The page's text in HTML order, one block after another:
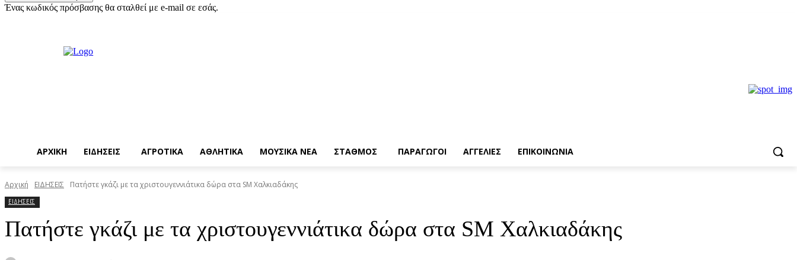
Ένας κωδικός πρόσβασης θα σταλθεί με e-mail σε εσάς.
ΑΡΧΙΚΗ ΕΙΔΗΣΕΙΣ ΑΓΡΟΤΙΚΑ ΑΘΛΗΤΙΚΑ ΜΟΥΣΙΚΑ ΝΕΑ ΣΤΑΘΜΟΣ ΠΑΡΑΓΩΓΟΙ ΑΓΓΕΛΙΕΣ ΕΠΙΚΟΙΝΩΝΙΑ
Αρχική ΕΙΔΗΣΕΙΣ Πατήστε γκάζι με τα χριστουγεννιάτικα δώρα στα SM Χαλκιαδάκης
ΕΙΔΗΣΕΙΣ
Πατήστε γκάζι με τα χριστουγεννιάτικα δώρα στα SM Χαλκιαδάκης